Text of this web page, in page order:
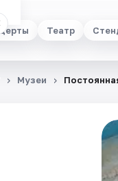
Театр
Музеи